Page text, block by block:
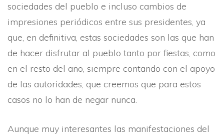
sociedades del pueblo e incluso cambios de
impresiones periódicos entre sus presidentes, ya
que, en definitiva, estas sociedades son las que han
de hacer disfrutar al pueblo tanto por fiestas, como
en el resto del año, siempre contando con el apoyo
de las autoridades, que creemos que para estos
casos no lo han de negar nunca.
Aunque muy interesantes las manifestaciones del